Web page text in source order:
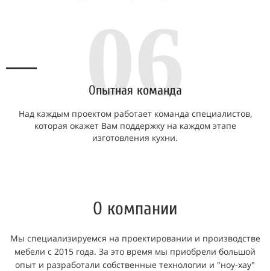
06
Опытная команда
Над каждым проектом работает команда специалистов,
которая окажет Вам поддержку на каждом этапе
изготовления кухни.
О компании
Мы специализируемся на проектировании и производстве
мебели с 2015 года. За это время мы приобрели большой
опыт и разработали собственные технологии и "ноу-хау"